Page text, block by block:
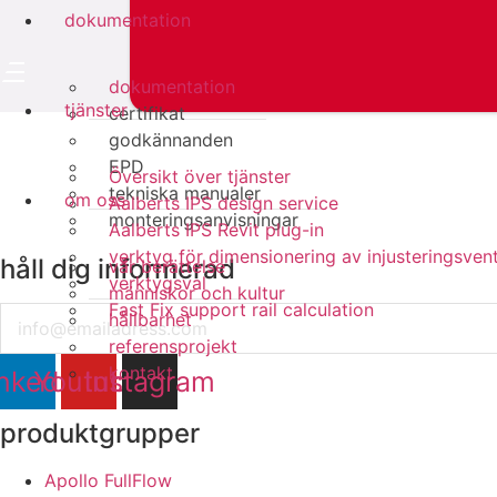
dokumentation
dokumentation
certifikat
godkännanden
EPD
tekniska manualer
monteringsanvisningar
tjänster
Översikt över tjänster
Aalberts IPS design service
Aalberts IPS Revit plug-in
verktyg för dimensionering av
verktygsval
Fast Fix support rail calculation
om oss
vår berättelse
människor och kultur
hållbarhet
referensprojekt
kontakt
håll dig informerad
Youtube
Instagram
produktgrupper
Apollo FullFlow